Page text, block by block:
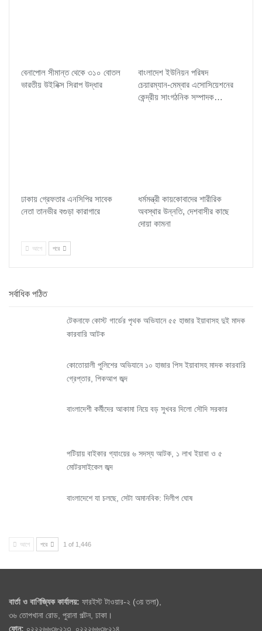
বেনাপোল সীমান্ত থেকে ৩১০ বোতল
ভারতীয় উইনিক্স সিরাপ উদ্ধার
বাংলাদেশ ইউনিয়ন পরিষদ
চেয়ারম্যান-মেম্বার এসোসিয়েশনের
কেন্দ্রীয় সাংগঠনিক সম্পাদক…
ঢাকায় গ্রেফতার এনসিপির সাবেক
নেতা তানভীর বগুড়া কারাগারে
ধর্মমন্ত্রী কায়কোবাদের শারীরিক
অবস্থার উন্নতি, দেশবাসীর কাছে
দোয়া কামনা
আগে পরে
সর্বাধিক পঠিত
টেকনাফে কোস্ট গার্ডের পৃথক অভিযানে ৫৫ হাজার ইয়াবাসহ দুই মাদক
কারবারি আটক
কোতোয়ালী পুলিশের অভিযানে ১০ হাজার পিস ইয়াবাসহ মাদক কারবারি
গ্রেপ্তার, পিকআপ জব্দ
বাংলাদেশী কর্মীদের আকামা নিয়ে বড় সুখবর দিলো সৌদি সরকার
পটিয়ায় বাইকার গ্যাংয়ের ৬ সদস্য আটক, ১ লাখ ইয়াবা ও ৫
মোটরসাইকেল জব্দ
বাংলাদেশে যা চলছে, সেটা অমানবিক: দিলীপ ঘোষ
আগে পরে 1 of 1,446
বার্তা ও বাণিজ্যিক কার্যালয়: ফারইস্ট টাওয়ার-২ (৩য় তলা),
৩৬ তোপখানা রোড, পুরানা পল্টন, ঢাকা।
ফোন: ০২২২৬৬৩৮২১৩, ০২২২৬৬৩৮২১৪